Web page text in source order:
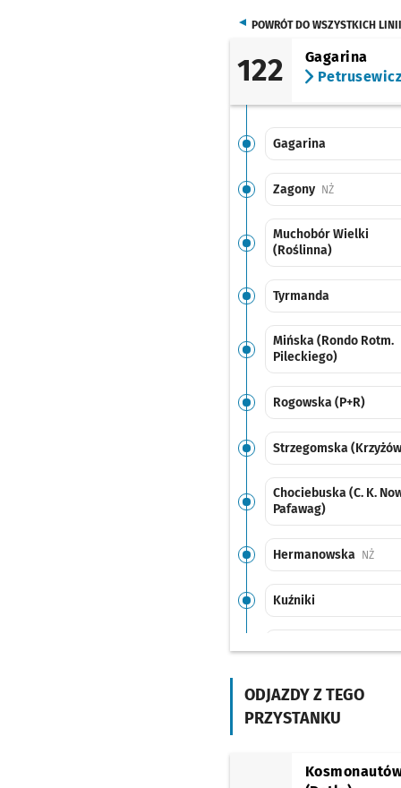
POWRÓT DO WSZYSTKICH LINII
122
Gagarina
Gagarina
Zagony NŻPrzystanek
Muchobór Wielki
(Roślinna)
Tyrmanda
Mińska (Rondo Rotm.
Pileckiego)
Rogowska (P+R)
Strzegomska
Chociebuska (C. K.
Pafawag)
Hermanowska NŻ
Kuźniki
ODJAZDY Z TEGO
PRZYSTANKU